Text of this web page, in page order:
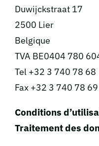
Duwijckstraat 17
2500 Lier
Belgique
TVA BE0404 780
Tel +32 3 740 78 68
Fax +32 3 740 78 69
Conditions
Traitement des